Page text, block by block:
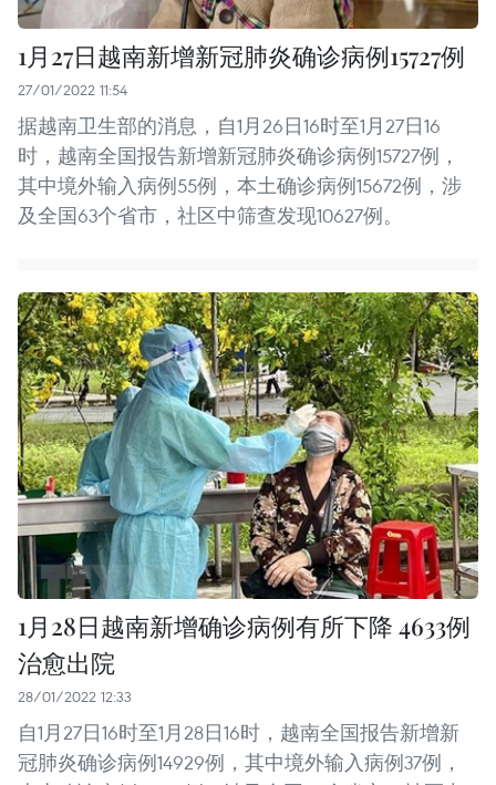
1月27日越南新增新冠肺炎确诊病例15727例
27/01/2022 11:54
据越南卫生部的消息，自1月26日16时至1月27日16
时，越南全国报告新增新冠肺炎确诊病例15727例，
其中境外输入病例55例，本土确诊病例15672例，涉
及全国63个省市，社区中筛查发现10627例。
1月28日越南新增确诊病例有所下降 4633例
治愈出院
28/01/2022 12:33
自1月27日16时至1月28日16时，越南全国报告新增新
冠肺炎确诊病例14929例，其中境外输入病例37例，